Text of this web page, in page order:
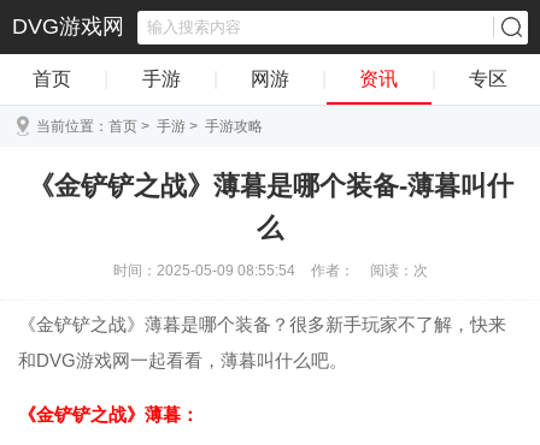
DVG游戏网
首页 手游 网游 资讯 专区
当前位置： 首页 > 手游 > 手游攻略
《金铲铲之战》薄暮是哪个装备-薄暮叫什
么
时间：2025-05-09 08:55:54 作者： 阅读： 次
《金铲铲之战》薄暮是哪个装备？很多新手玩家不了解，快来
和DVG游戏网一起看看，薄暮叫什么吧。
《金铲铲之战》薄暮：